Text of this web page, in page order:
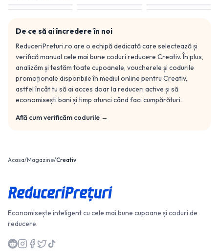
De ce să ai încredere în noi
ReduceriPreturi.ro are o echipă dedicată care selectează și
verifică manual cele mai bune coduri reducere Creativ. În plus,
analizăm și testăm toate cupoanele, voucherele și codurile
promoționale disponbile în mediul online pentru Creativ,
astfel încât tu să ai acces doar la reduceri active și să
economisești bani și timp atunci când faci cumpărături.
Află cum verificăm codurile →
Acasa/Magazine/Creativ
Economisește inteligent cu cele mai bune cupoane și coduri de
reducere.